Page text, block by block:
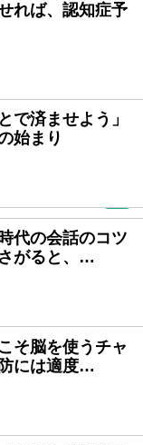
れば、認知症予
で済ませよう」
始まり
代の会話のコツ
がると、…
そ脳を使うチャ
には適度…